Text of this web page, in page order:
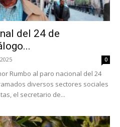
del 24 de
0
Rumbo al paro nacional del 24
diversos sectores sociales
el secretario de...